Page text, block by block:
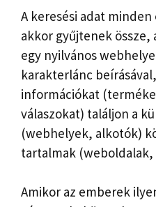
A keresési adat
akkor gyűjtenek össze,
egy nyilvános
karakterlánc
információkat
válaszokat) találjon a
(webhelyek, alkotók)
tartalmak
Amikor az emberek